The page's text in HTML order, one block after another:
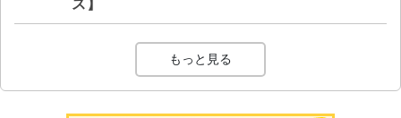
ス】
もっと見る